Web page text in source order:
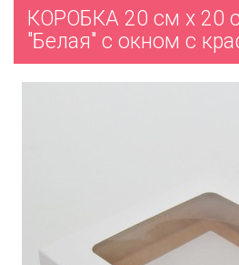
КОРОБКА 20 см х 20
"Белая" с окном c